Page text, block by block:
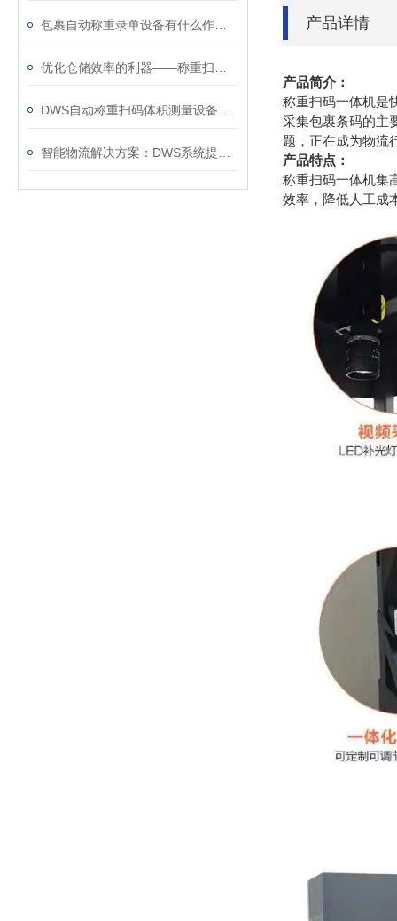
产品详情
产品简介：
称重扫码一体机是
采集包裹条码的主
题，正在成为物流
产品特点：
称重扫码一体机集
效率，降低人工成